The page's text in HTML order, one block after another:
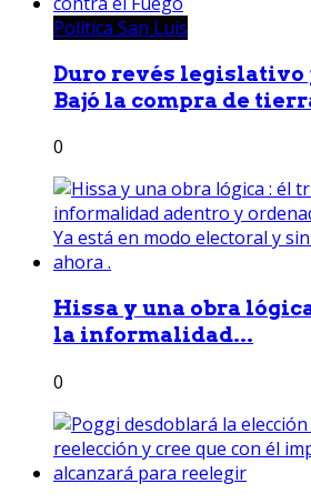
Política San Luis
Duro revés legislativo
Bajó la compra de
0
Hissa y una obra
la informalidad...
0